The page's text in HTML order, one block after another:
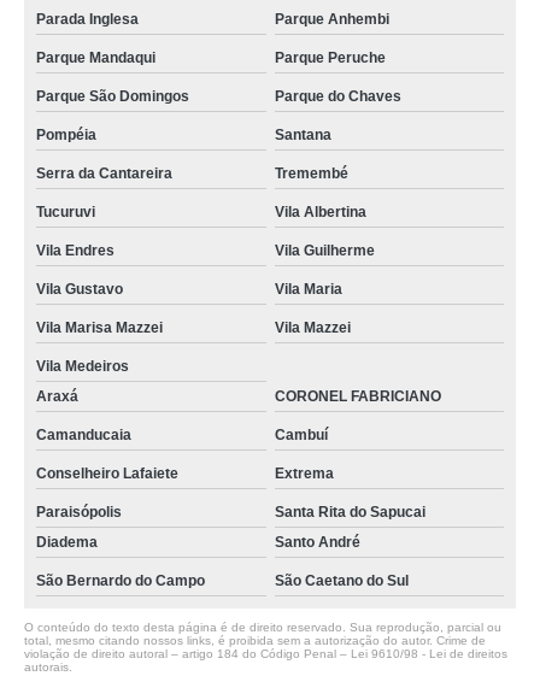
Parada Inglesa Parque Anhembi
Parque Mandaqui Parque Peruche
Parque São Domingos Parque do Chaves
Pompéia Santana
Serra da Cantareira Tremembé
Tucuruvi Vila Albertina
Vila Endres Vila Guilherme
Vila Gustavo Vila Maria
Vila Marisa Mazzei Vila Mazzei
Vila Medeiros
Araxá
CORONEL FABRICIANO
Camanducaia Cambuí
Conselheiro Lafaiete Extrema
Paraisópolis
Santa Rita do Sapucai
Diadema
Santo André
São Bernardo do Campo São Caetano do Sul
O conteúdo do texto desta página é de direito reservado. Sua reprodução, parcial ou
total, mesmo citando nossos links, é proibida sem a autorização do autor. Crime de
violação de direito autoral – artigo 184 do Código Penal – Lei 9610/98 - Lei de direitos
autorais